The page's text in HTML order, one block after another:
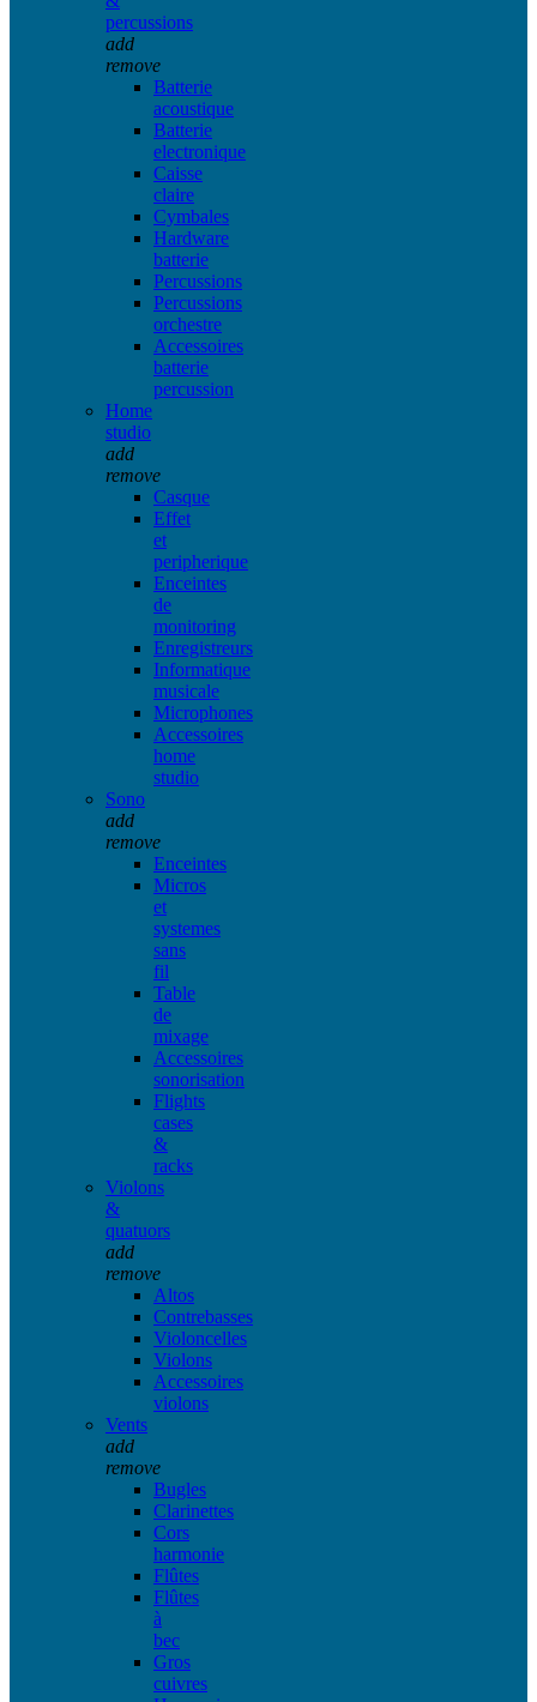
percussions
add
remove
Batterie
acoustique
Batterie
electronique
Caisse
claire
Cymbales
Hardware
batterie
Percussions
Percussions
orchestre
Accessoires
batterie
percussion
Home
studio
add
remove
Casque
Effet
et
peripherique
Enceintes
de
monitoring
Enregistreurs
Informatique
musicale
Microphones
Accessoires
home
studio
Sono
add
remove
Enceintes
Micros
et
systemes
sans
fil
Table
de
mixage
Accessoires
sonorisation
Flights
cases
&
racks
Violons
&
quatuors
add
remove
Altos
Contrebasses
Violoncelles
Violons
Accessoires
violons
Vents
add
remove
Bugles
Clarinettes
Cors
harmonie
Flûtes
Flûtes
à
bec
Gros
cuivres